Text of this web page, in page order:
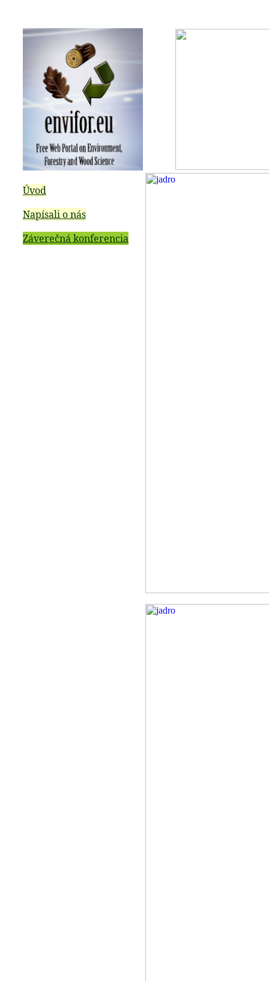
Úvod
Napísali o nás
Záverečná konferencia